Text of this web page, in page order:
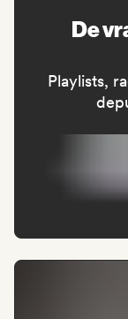
De
Playlists,